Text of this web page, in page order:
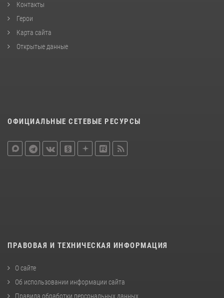
Контакты
Герои
Карта сайта
Открытые данные
ОФИЦИАЛЬНЫЕ СЕТЕВЫЕ РЕСУРСЫ
ПРАВОВАЯ И ТЕХНИЧЕСКАЯ ИНФОРМАЦИЯ
О сайте
Об использовании информации сайта
Правила обработки персональных данных